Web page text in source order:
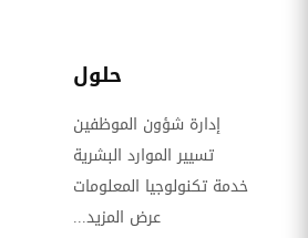
حلول
إدارة شؤون الموظفين
تسيير الموارد البشرية
خدمة تكنولوجيا المعلومات
عرض المزيد...